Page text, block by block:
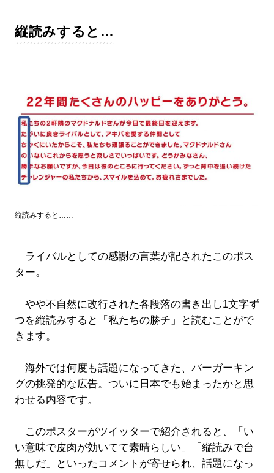
縦読みすると…
縦読みすると……
ライバルとしての感謝の言葉が記されたこのポス
ター。
やや不自然に改行された各段落の書き出し1文字ず
つを縦読みすると「私たちの勝チ」と読むことがで
きます。
海外では何度も話題になってきた、バーガーキン
グの挑発的な広告。ついに日本でも始まったかと思
わせる内容です。
このポスターがツイッターで紹介されると、「い
い意味で皮肉が効いてて素晴らしい」「縦読みで台
無しだ」といったコメントが寄せられ、話題になっ